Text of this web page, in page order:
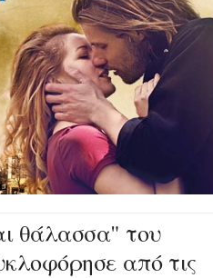
θάλασσα" του
από τις